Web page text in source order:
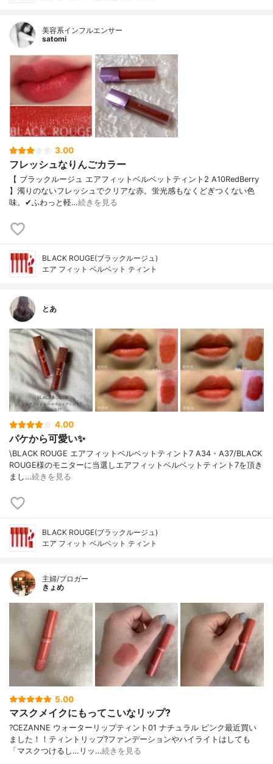
美容系インフルエンサー
satomi
3.00
フレッシュなりんごカラー
【 ブラックルージュ エアフィットベルベットティント2 A10RedBerry
】濁りのないフレッシュでクリアな赤。蛍光感もなくどぎつくない色
味。✔︎ふわっと軽…続きを見る
BLACK ROUGE(ブラックルージュ)
エア フィット ベルベット ティント
とあ
4.00
パケから可愛い✨
\BLACK ROUGE エアフィットベルベットティント7 A34・A37/BLACK
ROUGE様のモニターに当選しエアフィットベルベットティント7を頂き
まし…続きを見る
BLACK ROUGE(ブラックルージュ)
エア フィット ベルベット ティント
主婦/ブロガー
きょめ
5.00
マスクメイクにもってこいなリップ?
?CEZANNE ウォーターリップティント01 ナチュラル ピンク最近買い
ました！！ティントリップ?ファンデーションやハイライトはしても
「マスクつけるし…リッ…続きを見る